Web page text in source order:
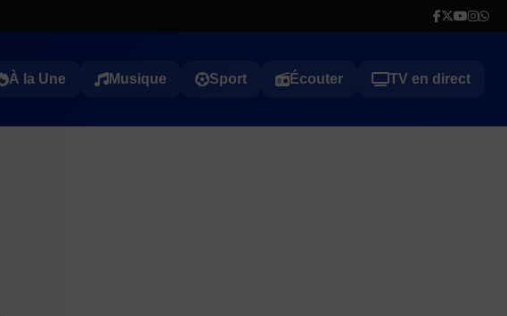
À la Une Musique Sport Écouter TV en direct